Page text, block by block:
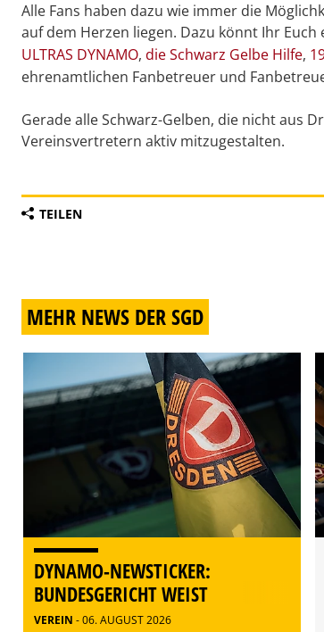
Alle Fans haben dazu wie immer die
auf dem Herzen liegen. Dazu könnt Ihr Euch
ULTRAS DYNAMO, die Schwarz Gelbe Hilfe,
ehrenamtlichen Fanbetreuer und
Gerade alle Schwarz-Gelben, die nicht aus
Vereinsvertretern aktiv mitzugestalten.
TEILEN
MEHR NEWS DER SGD
DYNAMO-NEWSTICKER:
BUNDESGERICHT WEIST
BERUFUNG ZURÜCK
VEREIN - 06. AUGUST 2026